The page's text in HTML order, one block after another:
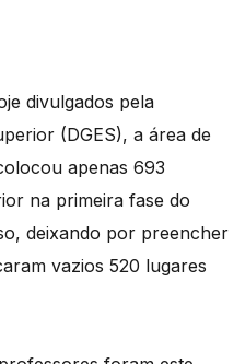
divulgados pela
(DGES), a área de
apenas 693
na primeira fase do
deixando por preencher
vazios 520 lugares